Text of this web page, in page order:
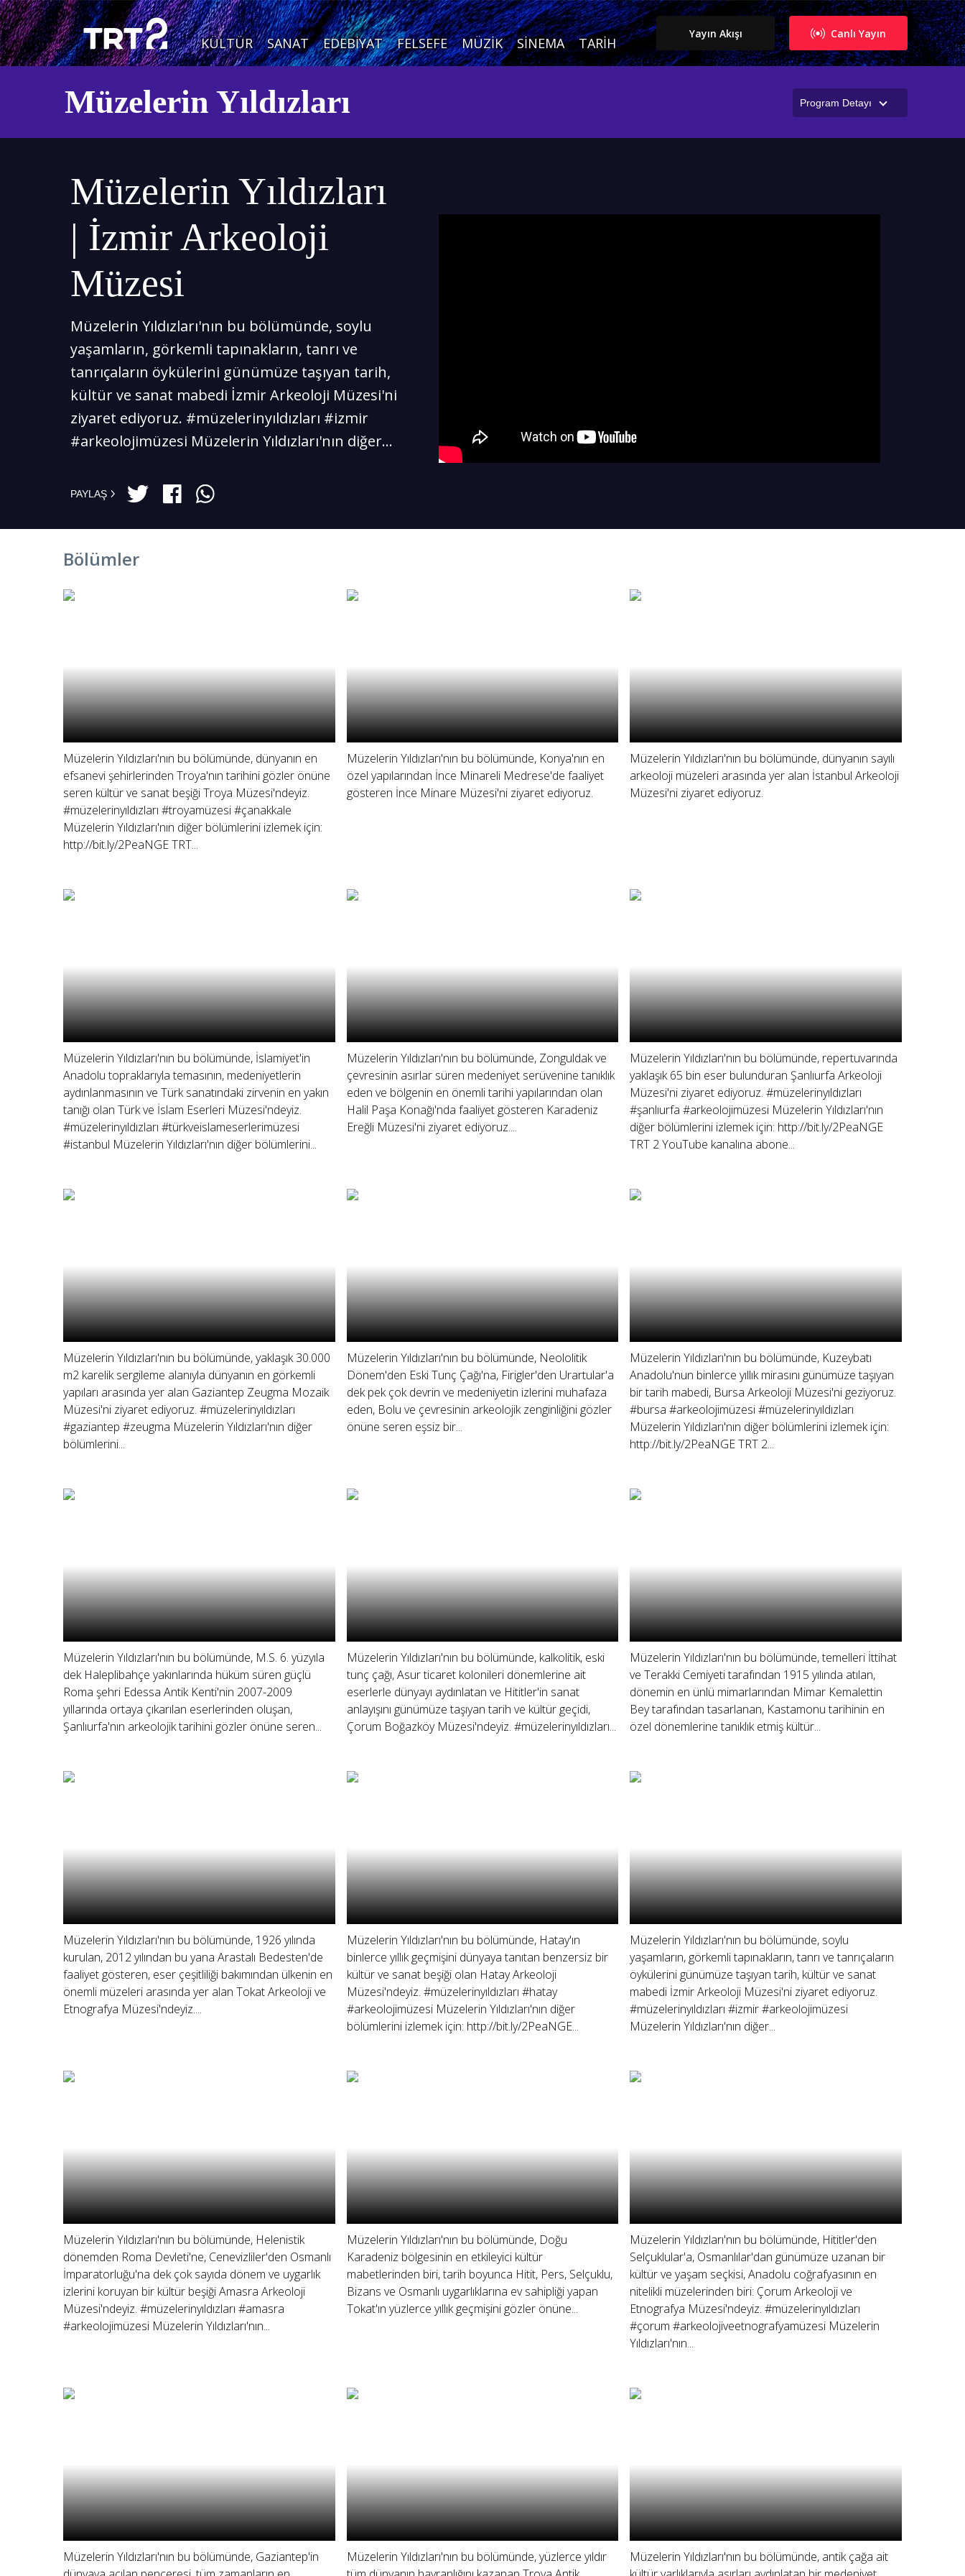
KÜLTÜR SANAT EDEBIYAT FELSEFE MÜZIK SINEMA TARIH
Canlı Yayın
Yayın Akışı
Program Detayı
Müzelerin Yıldızları
Müzelerin Yıldızları
| İzmir Arkeoloji
Müzesi
Müzelerin Yıldızları'nın bu bölümünde, soylu
yaşamların, görkemli tapınakların, tanrı ve
tanrıçaların öykülerini günümüze taşıyan tarih,
kültür ve sanat mabedi İzmir Arkeoloji Müzesi'ni
ziyaret ediyoruz. #müzelerinyıldızları #izmir
#arkeolojimüzesi Müzelerin Yıldızları'nın diğer...
PAYLAŞ
Bölümler
Müzelerin Yıldızları'nın bu bölümünde, dünyanın en
efsanevi şehirlerinden Troya'nın tarihini gözler önüne
seren kültür ve sanat beşiği Troya Müzesi'ndeyiz.
#müzelerinyıldızları #troyamüzesi #çanakkale
Müzelerin Yıldızları'nın diğer bölümlerini izlemek için:
http://bit.ly/2PeaNGE TRT...
Müzelerin Yıldızları'nın bu bölümünde, Konya'nın en
özel yapılarından İnce Minareli Medrese'de faaliyet
gösteren İnce Minare Müzesi'ni ziyaret ediyoruz.
Müzelerin Yıldızları'nın bu bölümünde, dünyanın sayılı
arkeoloji müzeleri arasında yer alan İstanbul Arkeoloji
Müzesi'ni ziyaret ediyoruz.
Müzelerin Yıldızları'nın bu bölümünde, İslamiyet'in
Anadolu topraklarıyla temasının, medeniyetlerin
aydınlanmasının ve Türk sanatındaki zirvenin en yakın
tanığı olan Türk ve İslam Eserleri Müzesi'ndeyiz.
#müzelerinyıldızları #türkveislameserlerimüzesi
#istanbul Müzelerin Yıldızları'nın diğer bölümlerini...
Müzelerin Yıldızları'nın bu bölümünde, Zonguldak ve
çevresinin asırlar süren medeniyet serüvenine tanıklık
eden ve bölgenin en önemli tarihi yapılarından olan
Halil Paşa Konağı'nda faaliyet gösteren Karadeniz
Ereğli Müzesi'ni ziyaret ediyoruz....
Müzelerin Yıldızları'nın bu bölümünde, repertuvarında
yaklaşık 65 bin eser bulunduran Şanlıurfa Arkeoloji
Müzesi'ni ziyaret ediyoruz. #müzelerinyıldızları
#şanlıurfa #arkeolojimüzesi Müzelerin Yıldızları'nın
diğer bölümlerini izlemek için: http://bit.ly/2PeaNGE
TRT 2 YouTube kanalına abone...
Müzelerin Yıldızları'nın bu bölümünde, yaklaşık 30.000
m2 karelik sergileme alanıyla dünyanın en görkemli
yapıları arasında yer alan Gaziantep Zeugma Mozaik
Müzesi'ni ziyaret ediyoruz. #müzelerinyıldızları
#gaziantep #zeugma Müzelerin Yıldızları'nın diğer
bölümlerini...
Müzelerin Yıldızları'nın bu bölümünde, Neololitik
Dönem'den Eski Tunç Çağı'na, Firigler'den Urartular'a
dek pek çok devrin ve medeniyetin izlerini muhafaza
eden, Bolu ve çevresinin arkeolojik zenginliğini gözler
önüne seren eşsiz bir...
Müzelerin Yıldızları'nın bu bölümünde, Kuzeybatı
Anadolu'nun binlerce yıllık mirasını günümüze taşıyan
bir tarih mabedi, Bursa Arkeoloji Müzesi'ni geziyoruz.
#bursa #arkeolojimüzesi #müzelerinyıldızları
Müzelerin Yıldızları'nın diğer bölümlerini izlemek için:
http://bit.ly/2PeaNGE TRT 2...
Müzelerin Yıldızları'nın bu bölümünde, M.S. 6. yüzyıla
dek Haleplibahçe yakınlarında hüküm süren güçlü
Roma şehri Edessa Antik Kenti'nin 2007-2009
yıllarında ortaya çıkarılan eserlerinden oluşan,
Şanlıurfa'nın arkeolojik tarihini gözler önüne seren...
Müzelerin Yıldızları'nın bu bölümünde, kalkolitik, eski
tunç çağı, Asur ticaret kolonileri dönemlerine ait
eserlerle dünyayı aydınlatan ve Hititler'in sanat
anlayışını günümüze taşıyan tarih ve kültür geçidi,
Çorum Boğazköy Müzesi'ndeyiz. #müzelerinyıldızları...
Müzelerin Yıldızları'nın bu bölümünde, temelleri İttihat
ve Terakki Cemiyeti tarafından 1915 yılında atılan,
dönemin en ünlü mimarlarından Mimar Kemalettin
Bey tarafından tasarlanan, Kastamonu tarihinin en
özel dönemlerine tanıklık etmiş kültür...
Müzelerin Yıldızları'nın bu bölümünde, 1926 yılında
kurulan, 2012 yılından bu yana Arastalı Bedesten'de
faaliyet gösteren, eser çeşitliliği bakımından ülkenin en
önemli müzeleri arasında yer alan Tokat Arkeoloji ve
Etnografya Müzesi'ndeyiz....
Müzelerin Yıldızları'nın bu bölümünde, Hatay'ın
binlerce yıllık geçmişini dünyaya tanıtan benzersiz bir
kültür ve sanat beşiği olan Hatay Arkeoloji
Müzesi'ndeyiz. #müzelerinyıldızları #hatay
#arkeolojimüzesi Müzelerin Yıldızları'nın diğer
bölümlerini izlemek için: http://bit.ly/2PeaNGE...
Müzelerin Yıldızları'nın bu bölümünde, soylu
yaşamların, görkemli tapınakların, tanrı ve tanrıçaların
öykülerini günümüze taşıyan tarih, kültür ve sanat
mabedi İzmir Arkeoloji Müzesi'ni ziyaret ediyoruz.
#müzelerinyıldızları #izmir #arkeolojimüzesi
Müzelerin Yıldızları'nın diğer...
Müzelerin Yıldızları'nın bu bölümünde, Helenistik
dönemden Roma Devleti'ne, Cenevizliler'den Osmanlı
İmparatorluğu'na dek çok sayıda dönem ve uygarlık
izlerini koruyan bir kültür beşiği Amasra Arkeoloji
Müzesi'ndeyiz. #müzelerinyıldızları #amasra
#arkeolojimüzesi Müzelerin Yıldızları'nın...
Müzelerin Yıldızları'nın bu bölümünde, Doğu
Karadeniz bölgesinin en etkileyici kültür
mabetlerinden biri, tarih boyunca Hitit, Pers, Selçuklu,
Bizans ve Osmanlı uygarlıklarına ev sahipliği yapan
Tokat'ın yüzlerce yıllık geçmişini gözler önüne...
Müzelerin Yıldızları'nın bu bölümünde, Hititler'den
Selçuklular'a, Osmanlılar'dan günümüze uzanan bir
kültür ve yaşam seçkisi, Anadolu coğrafyasının en
nitelikli müzelerinden biri: Çorum Arkeoloji ve
Etnografya Müzesi'ndeyiz. #müzelerinyıldızları
#çorum #arkeolojiveetnografyamüzesi Müzelerin
Yıldızları'nın...
Müzelerin Yıldızları'nın bu bölümünde, Gaziantep'in
Müzelerin Yıldızları'nın bu bölümünde, yüzlerce yıldır
Müzelerin Yıldızları'nın bu bölümünde, antik çağa ait